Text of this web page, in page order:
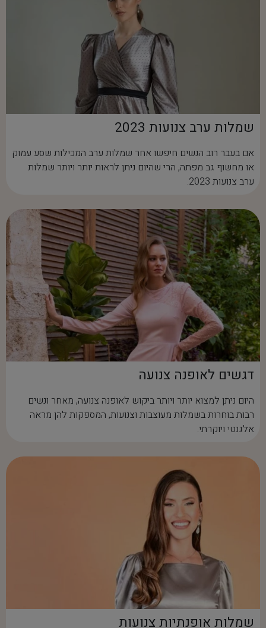
שמלות ערב צנועות 2023
אם בעבר רוב הנשים חיפשו אחר שמלות ערב המכילות שסע עמוק
או מחשוף גב מפתה, הרי שהיום ניתן לראות יותר ויותר שמלות
ערב צנועות 2023.
דגשים לאופנה צנועה
היום ניתן למצוא יותר ויותר ביקוש לאופנה צנועה, מאחר ונשים
רבות בוחרות בשמלות מעוצבות וצנועות, המספקות להן מראה
אלגנטי ויוקרתי.
שמלות אופנתיות צנועות